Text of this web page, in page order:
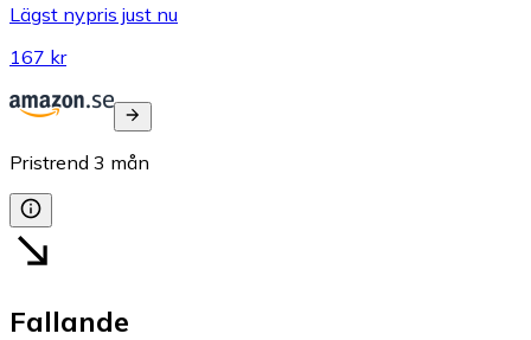
Lägst nypris just nu
167 kr
Pristrend 3 mån
Fallande